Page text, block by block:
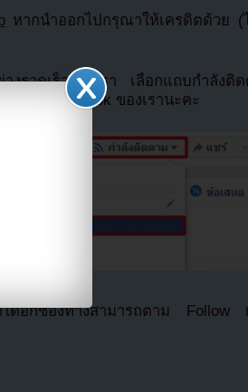
หากนำออกไปกรุณาให้เครดิตด้วย (
างรวดเร็วจากเรา เลือกแถบกำลัง
เพจ Facebook ของเรานะคะ
ด้อีกช่องทางสามารถตาม Follow